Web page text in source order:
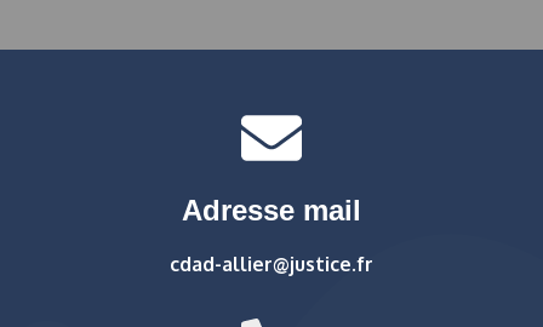
Adresse mail
cdad-allier@justice.fr